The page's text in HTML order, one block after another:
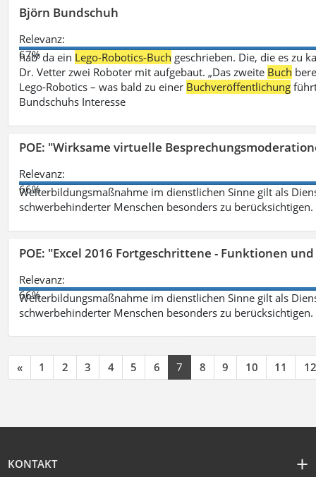
Björn Bundschuh
Relevanz:
67%
hab‘ da ein Lego-Robotics-Buch geschrieben. Die, die es zu
Dr. Vetter zwei Roboter mit aufgebaut. „Das zweite Buch
Lego-Robotics – was bald zu einer Buchveröffentlichung
Bundschuhs Interesse
POE: "Wirksame virtuelle
Relevanz:
66%
Weiterbildungsmaßnahme im dienstlichen Sinne gilt als
schwerbehinderter Menschen besonders zu berücksichtigen.
POE: "Excel 2016 Fortgeschrittene - Funktionen
Relevanz:
66%
Weiterbildungsmaßnahme im dienstlichen Sinne gilt als
schwerbehinderter Menschen besonders zu berücksichtigen.
« 1 2 3 4 5 6 7 8 9 10 11 12
KONTAKT